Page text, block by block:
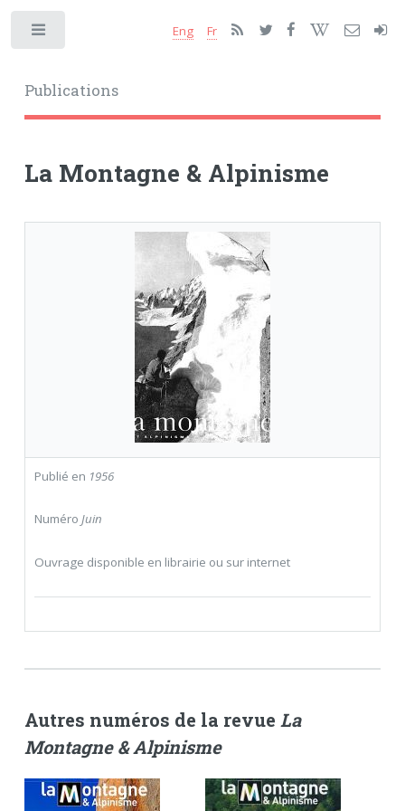
Publications
Eng Fr
La Montagne & Alpinisme
Publié en 1956
Numéro Juin
Ouvrage disponible en librairie ou sur internet
Autres numéros de la revue La
Montagne & Alpinisme